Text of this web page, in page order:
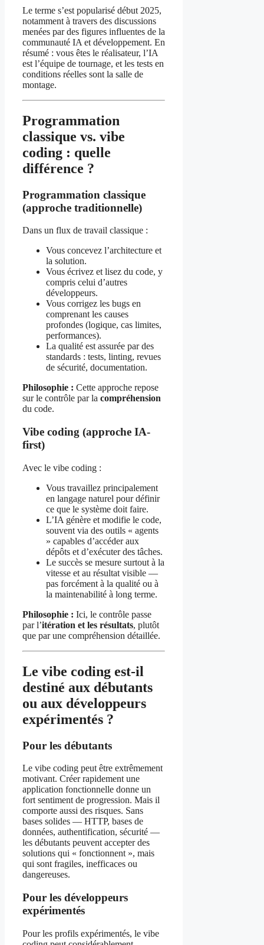
Le terme s’est popularisé début 2025,
notamment à travers des discussions
menées par des figures influentes de la
communauté IA et développement. En
résumé : vous êtes le réalisateur, l’IA
est l’équipe de tournage, et les tests en
conditions réelles sont la salle de
montage.
Programmation
classique vs. vibe
coding : quelle
différence ?
Programmation classique
(approche traditionnelle)
Dans un flux de travail classique :
Vous concevez l’architecture et
la solution.
Vous écrivez et lisez du code, y
compris celui d’autres
développeurs.
Vous corrigez les bugs en
comprenant les causes
profondes (logique, cas limites,
performances).
La qualité est assurée par des
standards : tests, linting, revues
de sécurité, documentation.
Philosophie : Cette approche repose
sur le contrôle par la compréhension
du code.
Vibe coding (approche IA-
first)
Avec le vibe coding :
Vous travaillez principalement
en langage naturel pour définir
ce que le système doit faire.
L’IA génère et modifie le code,
souvent via des outils « agents
» capables d’accéder aux
dépôts et d’exécuter des tâches.
Le succès se mesure surtout à la
vitesse et au résultat visible —
pas forcément à la qualité ou à
la maintenabilité à long terme.
Philosophie : Ici, le contrôle passe
par l’itération et les résultats, plutôt
que par une compréhension détaillée.
Le vibe coding est-il
destiné aux débutants
ou aux développeurs
expérimentés ?
Pour les débutants
Le vibe coding peut être extrêmement
motivant. Créer rapidement une
application fonctionnelle donne un
fort sentiment de progression. Mais il
comporte aussi des risques. Sans
bases solides — HTTP, bases de
données, authentification, sécurité —
les débutants peuvent accepter des
solutions qui « fonctionnent », mais
qui sont fragiles, inefficaces ou
dangereuses.
Pour les développeurs
expérimentés
Pour les profils expérimentés, le vibe